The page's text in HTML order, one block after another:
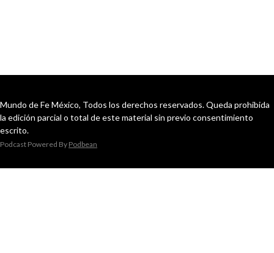
Mundo de Fe México, Todos los derechos reservados. Queda prohibida
la edición parcial o total de este material sin previo consentimiento
escrito.
Podcast Powered By Podbean